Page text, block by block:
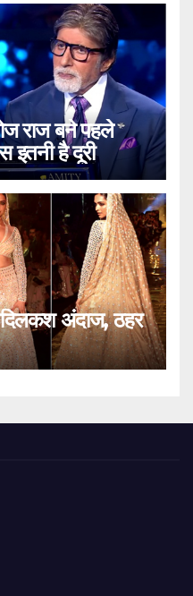
राज बने पहले
इतनी है दूरी
दिलकश अंदाज, ठहर